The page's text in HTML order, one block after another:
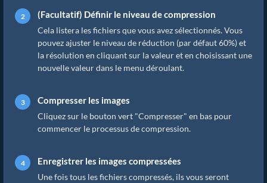
(Facultatif) Définir le niveau de compression
Cela listera les fichiers que vous avez sélectionnés. Vous
pouvez ajuster le niveau de réduction (par défaut 60%) et
la résolution en cliquant sur la valeur et en choisissant une
nouvelle valeur dans le menu déroulant.
Compresser les images
Cliquez sur le bouton vert "Compresser" en bas pour
commencer le processus de compression.
Enregistrer les images compressées
Une fois tous les fichiers compressés, ils vous seront